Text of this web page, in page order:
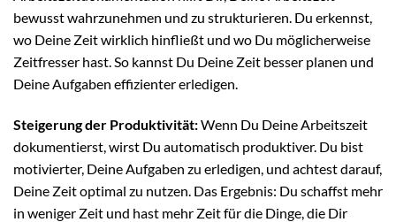
bewusst wahrzunehmen und zu strukturieren. Du erkennst,
wo Deine Zeit wirklich hinfließt und wo Du möglicherweise
Zeitfresser hast. So kannst Du Deine Zeit besser planen und
Deine Aufgaben effizienter erledigen.
Steigerung der Produktivität:Wenn Du Deine Arbeitszeit
dokumentierst, wirst Du automatisch produktiver. Du bist
motivierter, Deine Aufgaben zu erledigen, und achtest darauf,
Deine Zeit optimal zu nutzen. Das Ergebnis: Du schaffst mehr
in weniger Zeit und hast mehr Zeit für die Dinge, die Dir